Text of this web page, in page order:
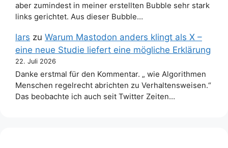
aber zumindest in meiner erstellten Bubble sehr stark
links gerichtet. Aus dieser Bubble…
lars zu Warum Mastodon anders klingt als X –
eine neue Studie liefert eine mögliche Erklärung
22. Juli 2026
Danke erstmal für den Kommentar. „ wie Algorithmen
Menschen regelrecht abrichten zu Verhaltensweisen.“
Das beobachte ich auch seit Twitter Zeiten…